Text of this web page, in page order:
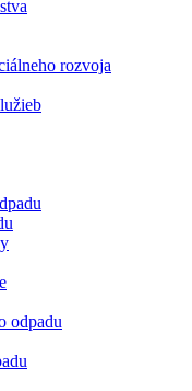
rozvoja
odpadu